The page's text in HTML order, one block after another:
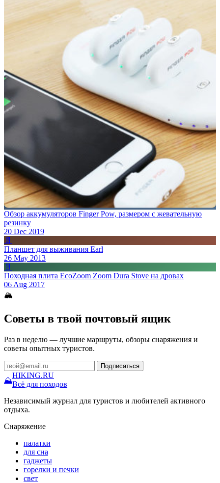
Обзор аккумуляторов Finger Pow, размером с жевательную
резинку
20 Dec 2019
📄
Планшет для выживания Earl
26 May 2013
📄
Походная плита EcoZoom Zoom Dura Stove на дровах
06 Aug 2017
🏔
Советы в твой почтовый ящик
Раз в неделю — лучшие маршруты, обзоры снаряжения и
советы опытных туристов.
Подписаться
⛰
HIKING.RU
Всё для походов
Независимый журнал для туристов и любителей активного
отдыха.
Снаряжение
палатки
для сна
гаджеты
горелки и печки
свет